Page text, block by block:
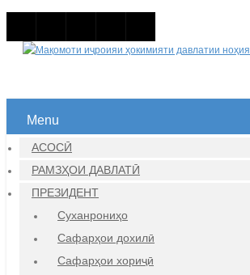
Menu
АСОСӢ
РАМЗҲОИ ДАВЛАТӢ
ПРЕЗИДЕНТ
Суханрониҳо
Сафарҳои дохилӣ
Сафарҳои хориҷӣ